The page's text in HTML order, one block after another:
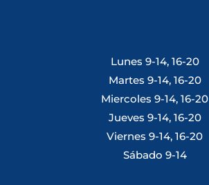
Lunes 9-14, 16-20
Martes 9-14, 16-20
Miercoles 9-14, 16-20
Jueves 9-14, 16-20
Viernes 9-14, 16-20
Sábado 9-14